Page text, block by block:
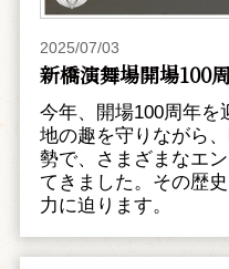
2025/07/03
新橋演舞場開場100
今年、開場100周年を
地の趣を守りながら
勢で、さまざまなエ
てきました。その歴
力に迫ります。